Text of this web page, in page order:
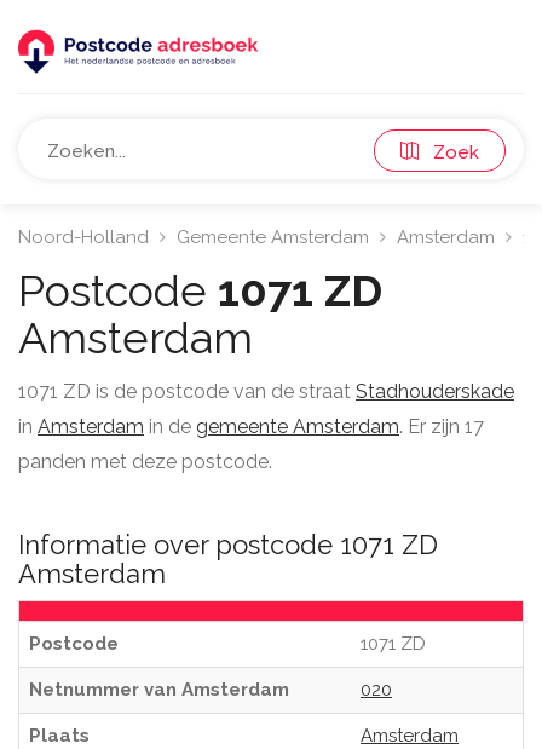
Zoek
Noord-Holland Gemeente Amsterdam Amsterdam
Postcode 1071 ZD
Amsterdam
1071 ZD is de postcode van de straat Stadhouderskade
in Amsterdam in de gemeente Amsterdam. Er zijn 17
panden met deze postcode.
Informatie over postcode 1071 ZD
Amsterdam
Postcode 1071 ZD
Netnummer van Amsterdam 020
Plaats Amsterdam